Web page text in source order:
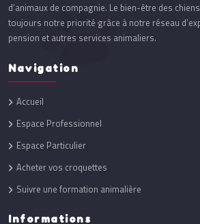
d’animaux de compagnie. Le bien-être des
toujours notre priorité grâce à notre réseau
pension et autres services animaliers.
Navigation
Accueil
Espace Professionnel
Espace Particulier
Acheter vos croquettes
Suivre une formation animalière
Informations